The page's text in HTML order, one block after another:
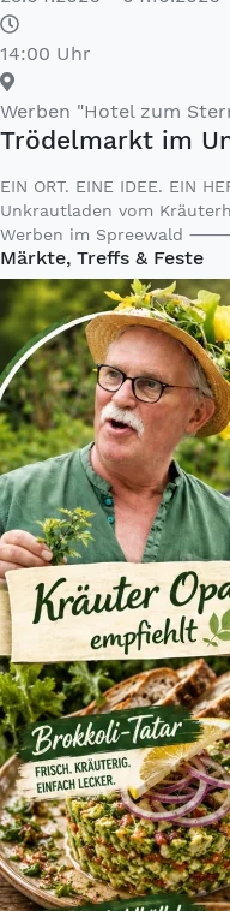
14:00 Uhr
Werben "Hotel zum
Trödelmarkt im
EIN ORT. EINE IDEE. EIN
Unkrautladen vom
Werben im Spreewald
Märkte, Treffs & Feste